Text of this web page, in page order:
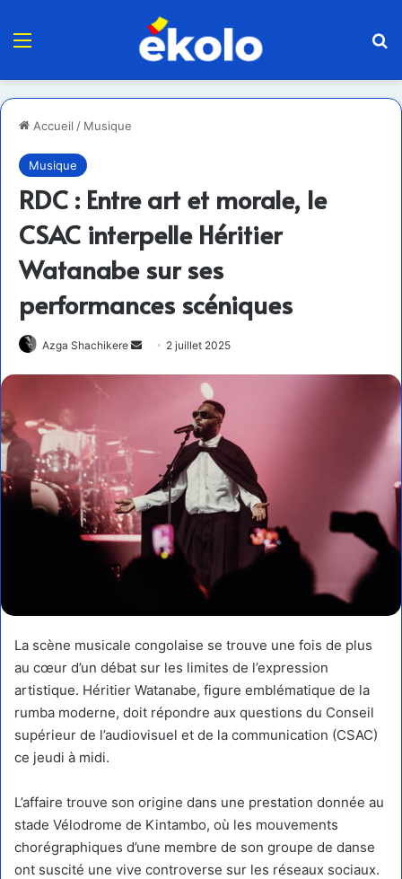
Menu
Accueil / Musique
Musique
RDC : Entre art et morale, le
CSAC interpelle Héritier
Watanabe sur ses
performances scéniques
Azga Shachikere
Envoyer2 juillet 2025
La scène musicale congolaise se trouve une fois de plus
au cœur d’un débat sur les limites de l’expression
artistique. Héritier Watanabe, figure emblématique de la
rumba moderne, doit répondre aux questions du Conseil
supérieur de l’audiovisuel et de la communication (CSAC)
ce jeudi à midi.
L’affaire trouve son origine dans une prestation donnée au
stade Vélodrome de Kintambo, où les mouvements
chorégraphiques d’une membre de son groupe de danse
ont suscité une vive controverse sur les réseaux sociaux.